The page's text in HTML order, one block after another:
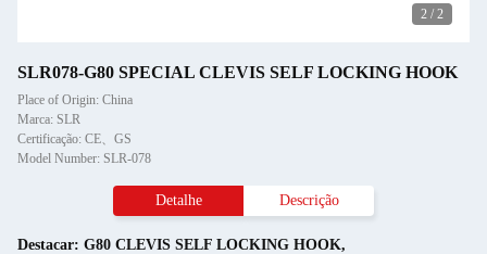
2 / 2
SLR078-G80 SPECIAL CLEVIS SELF LOCKING HOOK
Place of Origin: China
Marca: SLR
Certificação: CE、GS
Model Number: SLR-078
Detalhe Descrição
Destacar: G80 CLEVIS SELF LOCKING HOOK,